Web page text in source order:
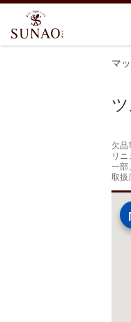
マ
欠品
リ
一部
取扱